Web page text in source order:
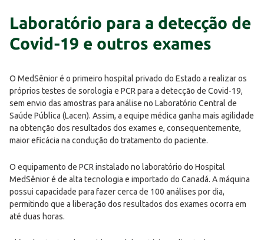
Laboratório para a detecção de
Covid-19 e outros exames
O MedSênior é o primeiro hospital privado do Estado a realizar os
próprios testes de sorologia e PCR para a detecção de Covid-19,
sem envio das amostras para análise no Laboratório Central de
Saúde Pública (Lacen). Assim, a equipe médica ganha mais agilidade
na obtenção dos resultados dos exames e, consequentemente,
maior eficácia na condução do tratamento do paciente.
O equipamento de PCR instalado no laboratório do Hospital
MedSênior é de alta tecnologia e importado do Canadá. A máquina
possui capacidade para fazer cerca de 100 análises por dia,
permitindo que a liberação dos resultados dos exames ocorra em
até duas horas.